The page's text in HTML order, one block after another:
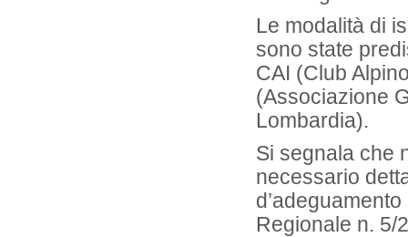
Le modalità di
sono state
CAI (Club
(Associazione
Lombardia).
Si segnala che
necessario
Regionale n. 5/